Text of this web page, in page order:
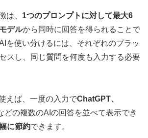
は、 1つのプロンプトに対して最大6
デルから同時に回答を得られることで
を使い分けるには、それぞれのプラッ
スし、同じ質問を何度も入力する必要
えば、一度の入力でChatGPT、
どの複数のAIの回答を並べて表示でき
に節約できます。